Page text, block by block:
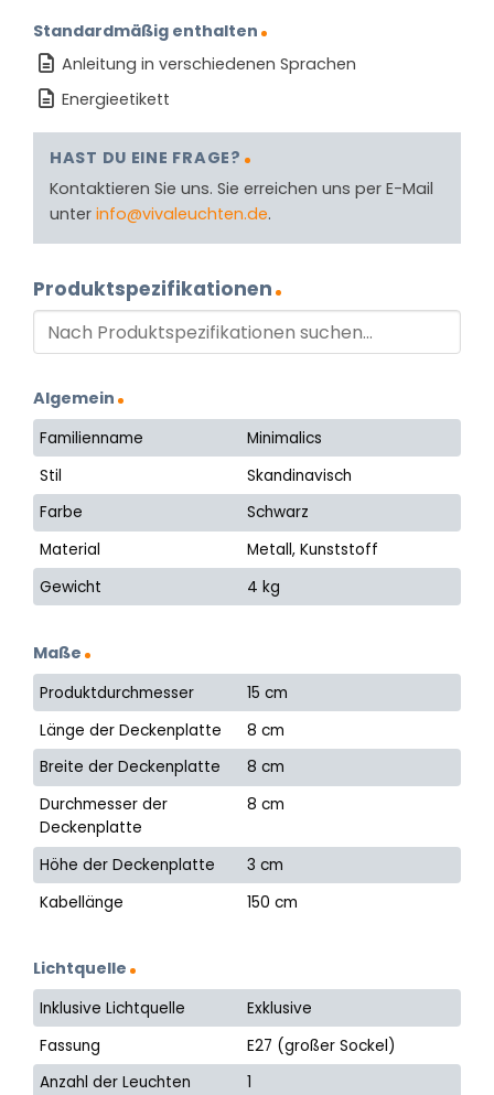
Standardmäßig enthalten
Anleitung in verschiedenen Sprachen
Energieetikett
HAST DU EINE FRAGE?
Kontaktieren Sie uns. Sie erreichen uns per E-Mail
unter info@vivaleuchten.de.
Produktspezifikationen
Algemein
Familienname
Minimalics
Stil
Skandinavisch
Farbe
Schwarz
Material
Metall, Kunststoff
Gewicht
4 kg
Maße
Produktdurchmesser
15 cm
Länge der Deckenplatte
8 cm
Breite der Deckenplatte
8 cm
Durchmesser der
Deckenplatte
8 cm
Höhe der Deckenplatte
3 cm
Kabellänge
150 cm
Lichtquelle
Inklusive Lichtquelle
Exklusive
Fassung
E27 (großer Sockel)
Anzahl der Leuchten
1